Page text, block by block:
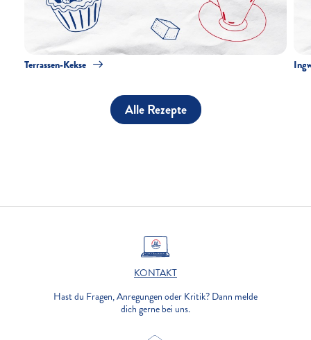
Terrassen-Kekse
Alle Rezepte
KONTAKT
Hast du Fragen, Anregungen oder Kritik? Dann melde
dich gerne bei uns.